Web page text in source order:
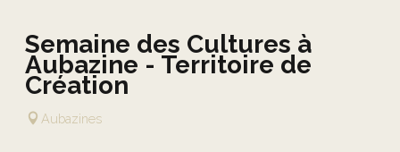
Semaine des Cultures à
Aubazine - Territoire de
Création
Aubazines